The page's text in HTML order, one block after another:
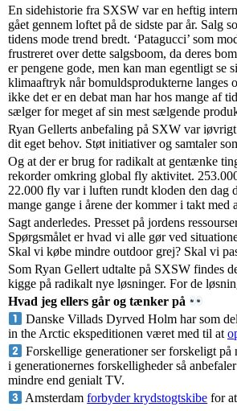
En sidehistorie fra SXSW var en heftig
gået gennem loftet på de sidste par år. Salg
tidens mode trend bredt. ‘Patagucci’ som
frustreret over dette salgsboom, da deres
er pengene gode, men kan man egentligt se
klimaaftryk når bomuldsprodukterne langes
ikke det er en debat man har hos mange af
sælger for meget af sin mest sælgende
Ryan Gellerts anbefaling på SXW var
dit eget behov. Støt initiativer og samtaler
Og at der er brug for radikalt at gentænke
rekorder omkring global fly aktivitet.
22.000 fly var i luften rundt kloden den dag
mange gange i årene der kommer i takt
Sagt anderledes. Presset på jordens
Spørgsmålet er hvad vi alle gør ved
Skal vi købe mindre outdoor grej? Skal vi
Som Ryan Gellert udtalte på SXSW findes
kigge på radikalt nye løsninger. For de
Hvad jeg ellers går og tænker på
Danske Villads Dyrved Holm har som
in the Arctic ekspeditionen været med til at
Forskellige generationer ser forskeligt
i generationernes forskelligheder så
mindre end genialt TV.
Amsterdamforbyder krydstogtskibe for